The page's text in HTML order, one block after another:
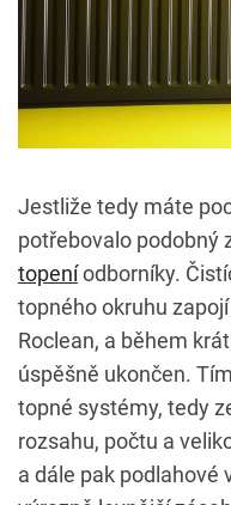
Jestliže tedy máte
potřebovalo podobný
topeníodborníky.
topného okruhu
Roclean, a během
úspěšně ukončen.
topné systémy, tedy
rozsahu, počtu a
a dále pak podlahové